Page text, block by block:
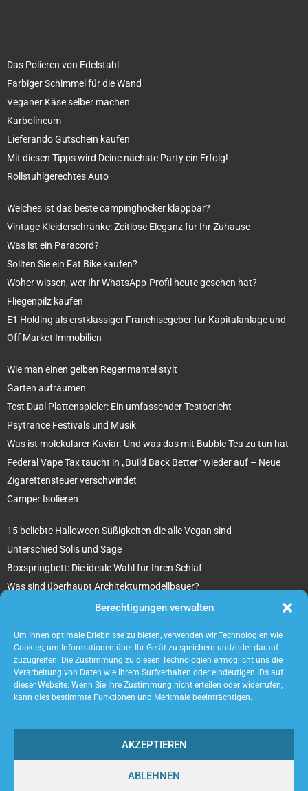
Berechtigungen verwalten
Um Ihnen optimale Erlebnisse zu bieten, verwenden wir Technologien wie
Cookies, um Informationen über Ihr Gerät zu speichern und/oder darauf
zuzugreifen. Die Zustimmung zu diesen Technologien ermöglicht uns die
Verarbeitung von Daten wie Ihrem Surfverhalten oder eindeutigen IDs auf
dieser Website. Wenn Sie Ihre Zustimmung nicht erteilen oder widerrufen,
kann dies bestimmte Funktionen und Merkmale beeinträchtigen.
AKZEPTIEREN
ABLEHNEN
Das Polieren von Edelstahl
Farbiger Schimmel für die Wand
Veganer Käse selber machen
Karbolineum
Lieferando Gutschein kaufen
Mit diesen Tipps wird Deine nächste Party ein Erfolg!
Rollstuhlgerechtes Auto
Welches ist das beste campinghocker klappbar?
Vintage Kleiderschränke: Zeitlose Eleganz für Ihr Zuhause
Was ist ein Paracord?
Sollten Sie ein Fat Bike kaufen?
Woher wissen, wer Ihr WhatsApp-Profil heute gesehen hat?
Fliegenpilz kaufen
E1 Holding als erstklassiger Franchisegeber für Kapitalanlage und
Off Market Immobilien
Wie man einen gelben Regenmantel stylt
Garten aufräumen
Test Dual Plattenspieler: Ein umfassender Testbericht
Psytrance Festivals und Musik
Was ist molekularer Kaviar. Und was das mit Bubble Tea zu tun hat
Federal Vape Tax taucht in „Build Back Better“ wieder auf – Neue
Zigarettensteuer verschwindet
Camper Isolieren
15 beliebte Halloween Süßigkeiten die alle Vegan sind
Unterschied Solis und Sage
Boxspringbett: Die ideale Wahl für Ihren Schlaf
Was sind überhaupt Architekturmodellbauer?
Tipps für Ihr beton ciré Badezimmer